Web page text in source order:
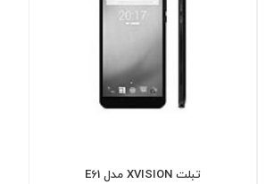
تبلت XVISION مدل E61